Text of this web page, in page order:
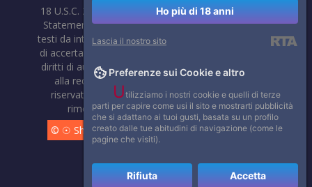
18 U.S.C. 2257 Record-Keeping Requirements Compliance
Statement. Affaritaliani, prima di pubblicare foto, video o
testi da internet, compie tutte le opportune verifiche al fine
di accertarne il libero regime di circolazione e non violare i
diritti di autore o altri diritti esclusivi di terzi. Per segnalare
alla redazione eventuali errori nell'uso del materiale
riservato, scriveteci: provvederemo prontamente alla
rimozione del materiale lesivo di diritti di terzi.
© ☉ Show di Sesso VivoCam. 2014 - 2026. Tutti i diritti
Ho più di 18 anni
Lascia il nostro sito
Preferenze sui Cookie e altro
Utilizziamo i nostri cookie e quelli di terze
parti per capire come usi il sito e mostrarti pubblicità
che si adattano ai tuoi gusti, basata su un profilo
creato dalle tue abitudini di navigazione (come le
pagine che visiti).
Rifiuta Accetta